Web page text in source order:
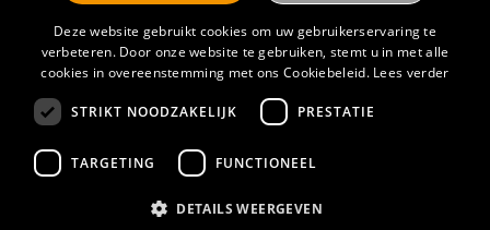
FAQ
Privacyverklaring
Contact
Gebruikersvoorwaarden
Deze website gebruikt cookies om uw gebruikerservaring te
verbeteren. Door onze website te gebruiken, stemt u in met alle
cookies in overeenstemming met ons Cookiebeleid. Lees verder
STRIKT NOODZAKELIJK PRESTATIE
TARGETING FUNCTIONEEL
DETAILS WEERGEVEN